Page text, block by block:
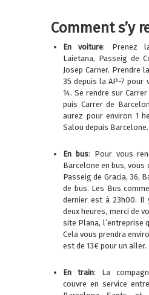
Comment s’y
En voiture: Prenez
Laietana, Passeig de
Josep Carner. Prendre
35 depuis la AP-7 pour
14. Se rendre sur
puis Carrer de
aurez pour environ 1
Salou depuis Barcelone.
En bus: Pour vous
Barcelone en bus, vous
Passeig de Gracia, 36,
de bus. Les Bus
dernier est à 23h00. Il
deux heures, merci de
site Plana, l’entreprise
Cela vous prendra
est de 13€ pour un aller.
En train: La
couvre en service